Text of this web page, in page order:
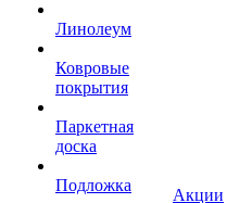
Линолеум
Ковровые
покрытия
Паркетная
доска
Подложка
Акции